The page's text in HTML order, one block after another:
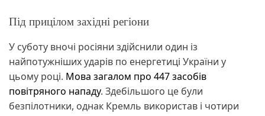
Під прицілом західні регіони
У суботу вночі росіяни здійснили один із
найпотужніших ударів по енергетиці України у
цьому році. Мова загалом про 447 засобів
повітряного нападу. Здебільшого це були
безпілотники, однак Кремль використав і чотири